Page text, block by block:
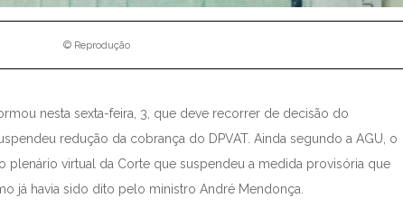
© Reprodução
nesta sexta-feira, 3, que deve recorrer de decisão do
redução da cobrança do DPVAT. Ainda segundo a AGU, o
plenário virtual da Corte que suspendeu a medida provisória que
já havia sido dito pelo ministro André Mendonça.